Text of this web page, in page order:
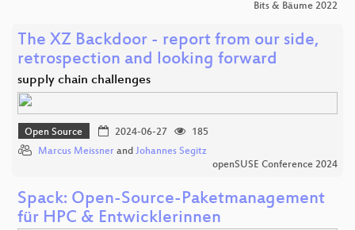
Bits & Bäume 2022
The XZ Backdoor - report from our side,
retrospection and looking forward
supply chain challenges
Open Source 2024-06-27
185
Marcus Meissner and Johannes Segitz
openSUSE Conference 2024
Spack: Open-Source-Paketmanagement
für HPC & Entwicklerinnen